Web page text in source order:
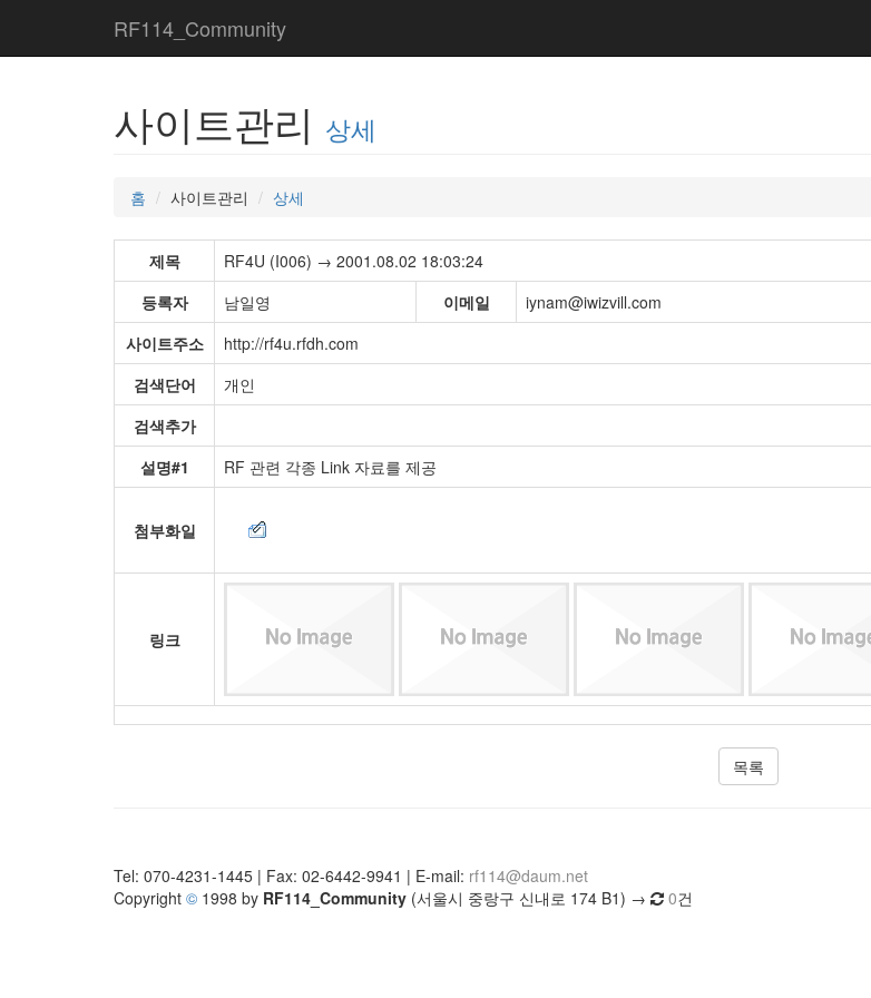
RF114_Community
사이트관리 상세
홈 사이트관리 상세
제목
RF4U (I006) → 2001.08.02 18:03:24
등록자
남일영 이메일 iynam@iwizvill.com
사이트주소
http://rf4u.rfdh.com
검색단어
개인
검색추가
설명#1
RF 관련 각종 Link 자료를 제공
첨부화일
링크
목록
Tel: 070-4231-1445 | Fax: 02-6442-9941 | E-mail: rf114@daum.net
Copyright © 1998 by RF114_Community (서울시 중랑구 신내로 174 B1) → 0건